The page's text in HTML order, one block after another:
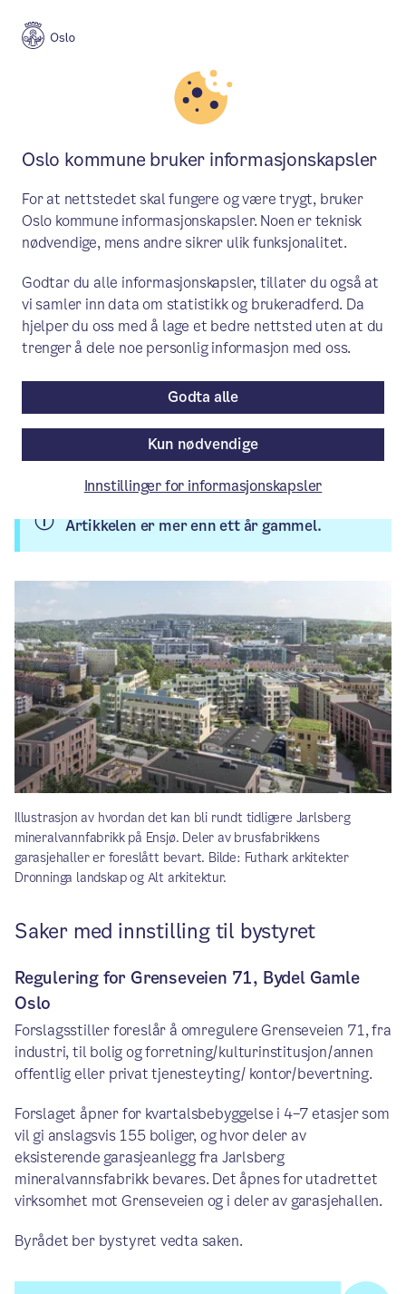
Saker behandlet i byråd 13.
mars
Byrådet behandlet blant annet et
reguleringsforslag for «Brusfabrikken» i
Grenseveien 71 på Ensjø. Forslaget åpner
for leilighetsbygg i 4–7 etasjer med
omtrent 155 boliger.
/ Publisert: 06.03.2025 / 13.03.2025
Av Byrådslederens kontor
Artikkelen er mer enn ett år gammel.
Illustrasjon av hvordan det kan bli rundt tidligere Jarlsberg
mineralvannfabrikk på Ensjø. Deler av brusfabrikkens
garasjehaller er foreslått bevart. Bilde: Futhark arkitekter
Dronninga landskap og Alt arkitektur.
Saker med innstilling til bystyret
Regulering for Grenseveien 71, Bydel Gamle
Oslo
Forslagsstiller foreslår å omregulere Grenseveien 71, fra
industri, til bolig og forretning/kulturinstitusjon/annen
offentlig eller privat tjenesteyting/ kontor/bevertning.
Forslaget åpner for kvartalsbebyggelse i 4–7 etasjer som
vil gi anslagsvis 155 boliger, og hvor deler av
eksisterende garasjeanlegg fra Jarlsberg
mineralvannsfabrikk bevares. Det åpnes for utadrettet
virksomhet mot Grenseveien og i deler av garasjehallen.
Byrådet ber bystyret vedta saken.
Oslo kommune bruker informasjonskapsler
For at nettstedet skal fungere og være trygt, bruker
Oslo kommune informasjonskapsler. Noen er teknisk
nødvendige, mens andre sikrer ulik funksjonalitet.
Godtar du alle informasjonskapsler, tillater du også at
vi samler inn data om statistikk og brukeradferd. Da
hjelper du oss med å lage et bedre nettsted uten at du
trenger å dele noe personlig informasjon med oss.
Kun nødvendige
Godta alle
Innstillinger for informasjonskapsler